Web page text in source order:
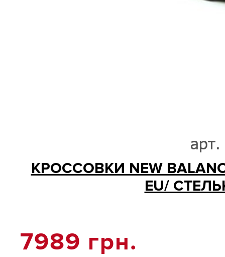
КРОССОВКИ NEW
EU/
7989 грн.